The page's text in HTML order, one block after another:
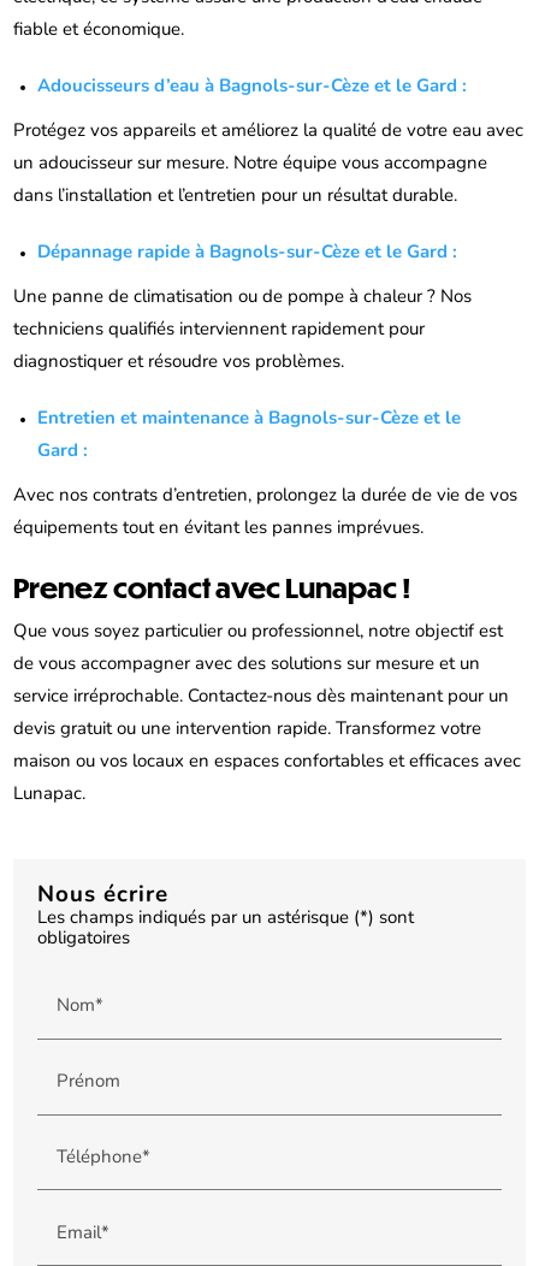
fiable et économique.
Adoucisseurs d’eau à Bagnols-sur-Cèze et le Gard :
Protégez vos appareils et améliorez la qualité de votre eau avec
un adoucisseur sur mesure. Notre équipe vous accompagne
dans l’installation et l’entretien pour un résultat durable.
Dépannage rapide à Bagnols-sur-Cèze et le Gard :
Une panne de climatisation ou de pompe à chaleur ? Nos
techniciens qualifiés interviennent rapidement pour
diagnostiquer et résoudre vos problèmes.
Entretien et maintenance à Bagnols-sur-Cèze et le
Gard :
Avec nos contrats d’entretien, prolongez la durée de vie de vos
équipements tout en évitant les pannes imprévues.
Prenez contact avec Lunapac !
Que vous soyez particulier ou professionnel, notre objectif est
de vous accompagner avec des solutions sur mesure et un
service irréprochable. Contactez-nous dès maintenant pour un
devis gratuit ou une intervention rapide. Transformez votre
maison ou vos locaux en espaces confortables et efficaces avec
Lunapac.
Nous écrire
Les champs indiqués par un astérisque (*) sont
obligatoires
Nom*
Prénom
Téléphone*
Email*